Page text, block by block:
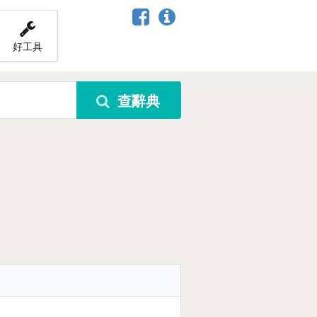
好工具
查辭典